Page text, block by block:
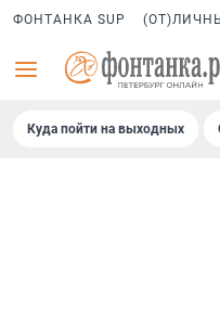
ФОНТАНКА SUP
Куда пойти на выходных